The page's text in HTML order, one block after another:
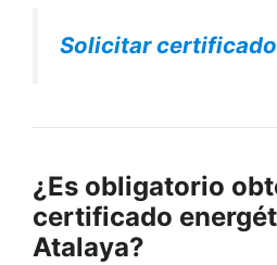
Solicitar
¿Es obligatorio
certificado
Atalaya?